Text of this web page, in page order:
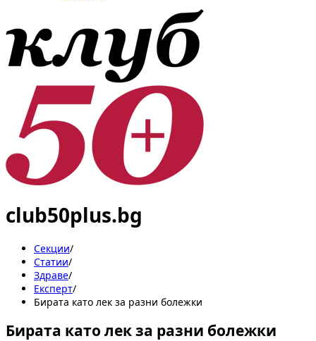
club50plus.bg
Секции/
Статии/
Здраве/
Експерт/
Бирата като лек за разни болежки
Бирата като лек за разни болежки